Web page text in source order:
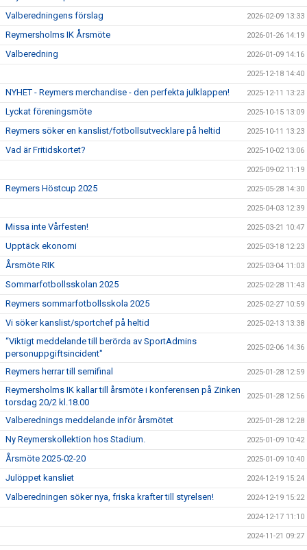
Valberedningens förslag 2026-02-09 13:33
Reymersholms IK Årsmöte 2026-01-26 14:19
Valberedning 2026-01-09 14:16
2025-12-18 14:40
NYHET - Reymers merchandise - den perfekta julklappen! 2025-12-11 13:23
Lyckat föreningsmöte 2025-10-15 13:09
Reymers söker en kanslist/fotbollsutvecklare på heltid 2025-10-11 13:23
Vad är Fritidskortet? 2025-10-02 13:06
2025-09-02 11:19
Reymers Höstcup 2025 2025-05-28 14:30
2025-04-03 12:39
Missa inte Vårfesten! 2025-03-21 10:47
Upptäck ekonomi 2025-03-18 12:23
Årsmöte RIK 2025-03-04 11:03
Sommarfotbollsskolan 2025 2025-02-28 11:43
Reymers sommarfotbollsskola 2025 2025-02-27 10:59
Vi söker kanslist/sportchef på heltid 2025-02-13 13:38
“Viktigt meddelande till berörda av SportAdmins
personuppgiftsincident"
2025-02-06 14:36
Reymers herrar till semifinal 2025-01-28 12:59
Reymersholms IK kallar till årsmöte i konferensen på Zinken
torsdag 20/2 kl.18.00
2025-01-28 12:56
Valberednings meddelande inför årsmötet 2025-01-28 12:28
Ny Reymerskollektion hos Stadium. 2025-01-09 10:42
Årsmöte 2025-02-20 2025-01-09 10:40
Julöppet kansliet 2024-12-19 15:24
Valberedningen söker nya, friska krafter till styrelsen! 2024-12-19 15:22
2024-12-17 11:10
2024-11-21 09:27